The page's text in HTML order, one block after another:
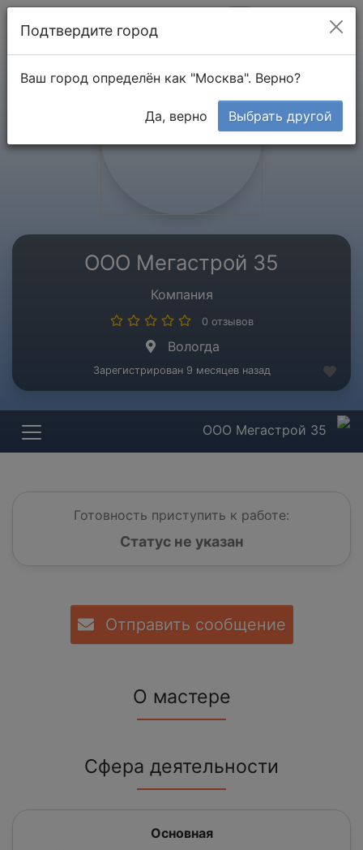
ООО Мегастрой 35
Компания
0 отзывов
Вологда
Зарегистрирован 9 месяцев назад
ООО Мегастрой 35
Готовность приступить к работе:
Статус не указан
Отправить сообщение
О мастере
Сфера деятельности
Основная
Подтвердите город
Ваш город определён как "Москва". Верно?
Да, верно Выбрать другой